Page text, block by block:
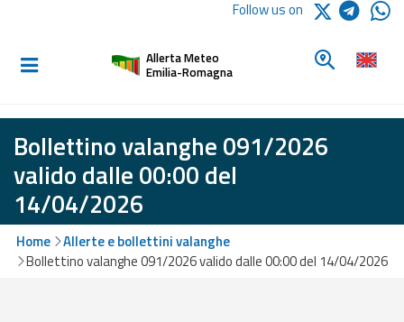
Informed and
Alerts and
Bulletins
Weather
Alerts and
Bulletins
Follow us on
Allerta Meteo
Emilia-Romagna
Look for a
Bollettino valanghe 091/2026
valido dalle 00:00 del
14/04/2026
Home
Allerte e bollettini valanghe
Bollettino valanghe 091/2026 valido dalle 00:00 del 14/04/2026